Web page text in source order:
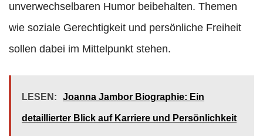
unverwechselbaren Humor beibehalten. Themen
wie soziale Gerechtigkeit und persönliche Freiheit
sollen dabei im Mittelpunkt stehen.
LESEN: Joanna Jambor Biographie: Ein
detaillierter Blick auf Karriere und Persönlichkeit